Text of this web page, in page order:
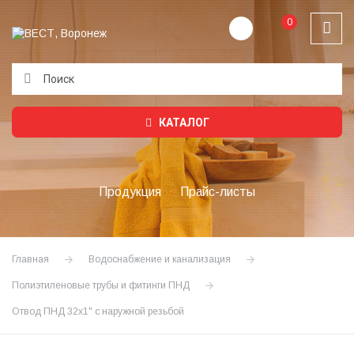
0
КАТАЛОГ
Продукция Прайс-листы
Главная Водоснабжение и канализация
Полиэтиленовые трубы и фитинги ПНД
Отвод ПНД 32х1" с наружной резьбой